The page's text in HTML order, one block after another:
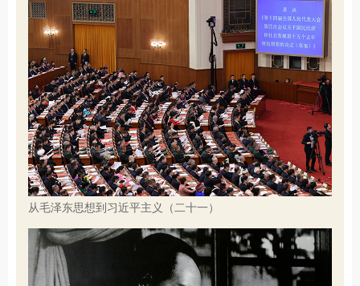
从毛泽东思想到习近平主义（二十一）